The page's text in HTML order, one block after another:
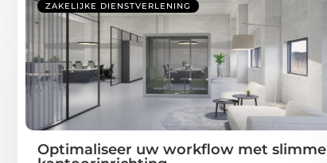
ZAKELIJKE DIENSTVERLENING
Optimaliseer uw workflow met slimme